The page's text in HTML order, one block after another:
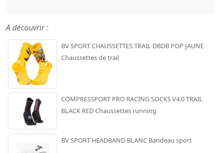
A découvrir :
BV SPORT CHAUSSETTES TRAIL DBDB POP JAUNE
Chaussettes de trail
COMPRESSPORT PRO RACING SOCKS V4.0 TRAIL
BLACK RED Chaussettes running
BV SPORT HEADBAND BLANC Bandeau sport